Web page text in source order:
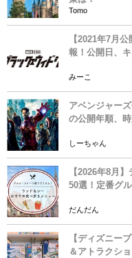
Tomo
【2021年7月
報！公開日、
みーこ
アベンジャー
の公開年順、
しーちゃん
【2026年8月
50選！定番グ
だんだん
【ディズニー
＆アトラクシ